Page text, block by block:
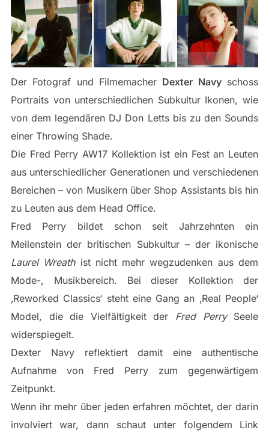
Der Fotograf und Filmemacher Dexter Navyschoss
Portraits von unterschiedlichen Subkultur Ikonen, wie
von dem legendären DJ Don Letts bis zu den Sounds
einer Throwing Shade.
Die Fred Perry AW17 Kollektion ist ein Fest an Leuten
aus unterschiedlicher Generationen und verschiedenen
Bereichen – von Musikern über Shop Assistants bis hin
zu Leuten aus dem Head Office.
Fred Perry bildet schon seit Jahrzehnten ein
Meilenstein der britischen Subkultur – der ikonische
Laurel Wreathist nicht mehr wegzudenken aus dem
Mode-, Musikbereich. Bei dieser Kollektion der
‚Reworked Classics‘ steht eine Gang an ‚Real People‘
Model, die die Vielfältigkeit der Fred PerrySeele
widerspiegelt.
Dexter Navy reflektiert damit eine authentische
Aufnahme von Fred Perry zum gegenwärtigem
Zeitpunkt.
Wenn ihr mehr über jeden erfahren möchtet, der darin
involviert war, dann schaut unter folgendem Link